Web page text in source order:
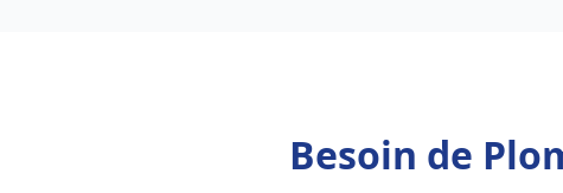
Besoin de